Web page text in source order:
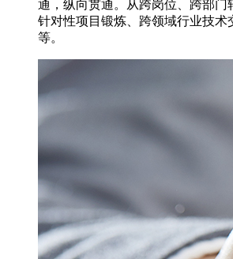
通，纵向贯通。从跨岗位、跨部门
针对性项目锻炼、跨领域行业技术
等。